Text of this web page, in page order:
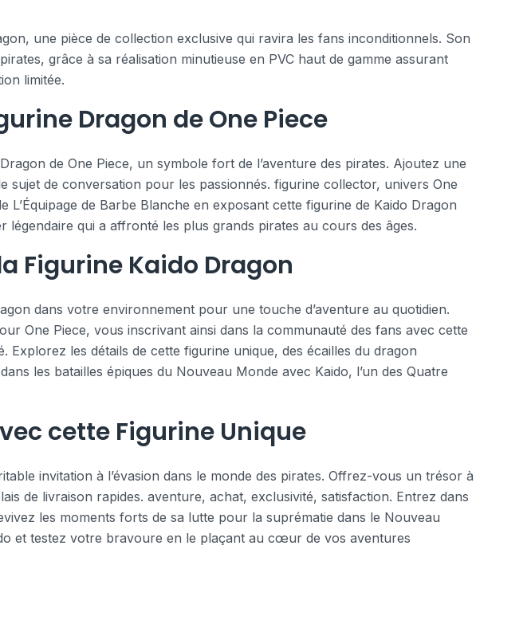
une pièce de collection exclusive qui ravira les fans inconditionnels. Son
grâce à sa réalisation minutieuse en PVC haut de gamme assurant
limitée.
Dragon de One Piece
de One Piece, un symbole fort de l’aventure des pirates. Ajoutez une
sujet de conversation pour les passionnés. figurine collector, univers One
de Barbe Blanche en exposant cette figurine de Kaido Dragon
qui a affronté les plus grands pirates au cours des âges.
Figurine Kaido Dragon
dans votre environnement pour une touche d’aventure au quotidien.
One Piece, vous inscrivant ainsi dans la communauté des fans avec cette
les détails de cette figurine unique, des écailles du dragon
les batailles épiques du Nouveau Monde avec Kaido, l’un des Quatre
cette Figurine Unique
invitation à l’évasion dans le monde des pirates. Offrez-vous un trésor à
de livraison rapides. aventure, achat, exclusivité, satisfaction. Entrez dans
les moments forts de sa lutte pour la suprématie dans le Nouveau
et testez votre bravoure en le plaçant au cœur de vos aventures